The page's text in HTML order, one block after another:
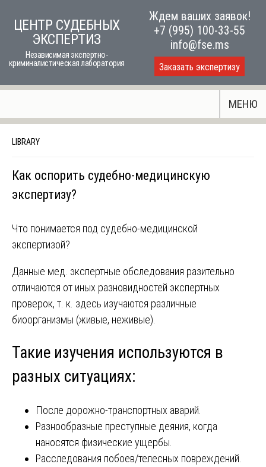
ЦЕНТР СУДЕБНЫХ
ЭКСПЕРТИЗ
Независимая экспертно-
криминалистическая лаборатория
Ждем ваших заявок!
+7 (995) 100-33-55
info@fse.ms
Заказать экспертизу
МЕНЮ
LIBRARY
Как оспорить судебно-медицинскую
экспертизу?
Что понимается под судебно-медицинской
экспертизой?
Данные мед. экспертные обследования разительно
отличаются от иных разновидностей экспертных
проверок, т. к. здесь изучаются различные
биоорганизмы (живые, неживые).
Такие изучения используются в
разных ситуациях:
После дорожно-транспортных аварий.
Разнообразные преступные деяния, когда
наносятся физические ущербы.
Расследования побоев/телесных повреждений.